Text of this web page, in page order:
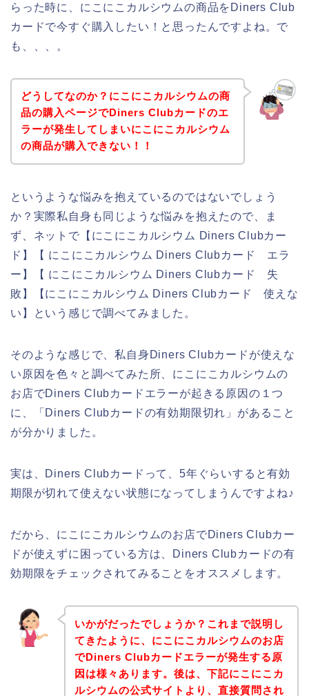
らった時に、にこにこカルシウムの商品をDiners Club
カードで今すぐ購入したい！と思ったんですよね。で
も、、、。
どうしてなのか？にこにこカルシウムの商
品の購入ページでDiners Clubカードのエ
ラーが発生してしまいにこにこカルシウム
の商品が購入できない！！
というような悩みを抱えているのではないでしょう
か？実際私自身も同じような悩みを抱えたので、ま
ず、ネットで【にこにこカルシウム Diners Clubカー
ド】【 にこにこカルシウム Diners Clubカード エラ
ー】【 にこにこカルシウム Diners Clubカード 失
敗】【にこにこカルシウム Diners Clubカード 使えな
い】という感じで調べてみました。
そのような感じで、私自身Diners Clubカードが使えな
い原因を色々と調べてみた所、にこにこカルシウムの
お店でDiners Clubカードエラーが起きる原因の１つ
に、「Diners Clubカードの有効期限切れ」があること
が分かりました。
実は、Diners Clubカードって、5年ぐらいすると有効
期限が切れて使えない状態になってしまうんですよね♪
だから、にこにこカルシウムのお店でDiners Clubカー
ドが使えずに困っている方は、Diners Clubカードの有
効期限をチェックされてみることをオススメします。
いかがだったでしょうか？これまで説明し
てきたように、にこにこカルシウムのお店
でDiners Clubカードエラーが発生する原
因は様々あります。後は、下記にこにこカ
ルシウムの公式サイトより、直接質問され